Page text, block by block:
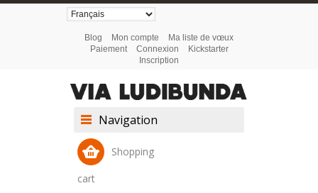
Blog Mon compte
Ma liste de vœux
Paiement
Connexion
Kickstarter
Inscription
Navigation
Shopping
cart